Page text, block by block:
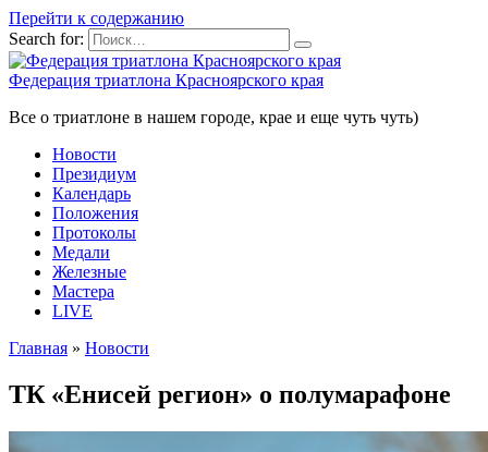
Перейти к содержанию
Search for:
Федерация триатлона Красноярского края
Все о триатлоне в нашем городе, крае и еще чуть чуть)
Новости
Президиум
Календарь
Положения
Протоколы
Медали
Железные
Мастера
LIVE
Главная » Новости
ТК «Енисей регион» о полумарафоне